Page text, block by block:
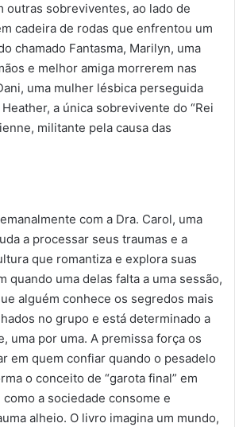
outras sobreviventes, ao lado de
cadeira de rodas que enfrentou um
chamado Fantasma, Marilyn, uma
e melhor amiga morrerem nas
uma mulher lésbica perseguida
a única sobrevivente do “Rei
militante pela causa das
com a Dra. Carol, uma
a processar seus traumas e a
que romantiza e explora suas
quando uma delas falta a uma sessão,
alguém conhece os segredos mais
no grupo e está determinado a
uma por uma. A premissa força os
em quem confiar quando o pesadelo
o conceito de “garota final” em
a sociedade consome e
alheio. O livro imagina um mundo,